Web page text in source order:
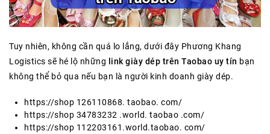
Tuy nhiên, không cần quá lo lắng, dưới đây Phương Khang
Logistics sẽ hé lộ những
link giày dép trên Taobao uy tín bạn
không thể bỏ qua nếu bạn là người kinh doanh giày dép.
https://shop 126110868. taobao. com/
https://shop 34783232 .world. taobao .com/
https://shop 112203161.world.taobao. com/